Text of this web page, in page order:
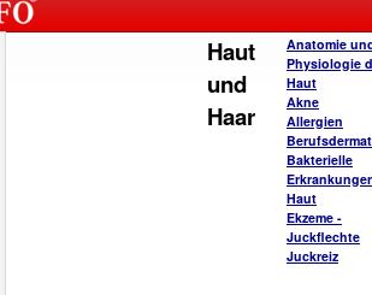
Haut
und
Haar
Anatomie
Physiologie
Haut
Akne
Allergien
Bakterielle
Haut
Ekzeme -
Juckflechte
Juckreiz